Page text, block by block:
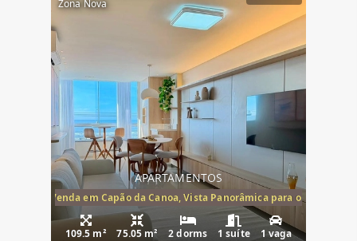
Zona Nova
APARTAMENTOS
Mar à Venda em Capão da Canoa, Vista Panorâmica para o Mar, 2
109.5 m² 75.05 m² 2 dorms 1 suíte 1 vaga